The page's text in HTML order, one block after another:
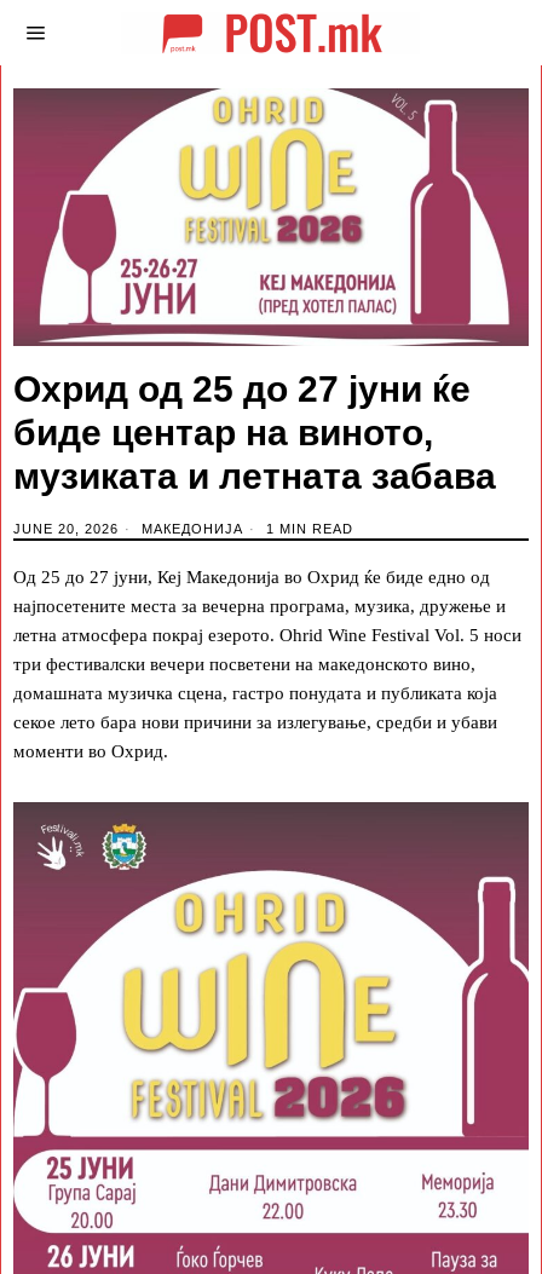
Охрид од 25 до 27 јуни ќе
биде центар на виното,
музиката и летната забава
JUNE 20, 2026 МАКЕДОНИЈА 1 MIN READ
Од 25 до 27 јуни, Кеј Македонија во Охрид ќе биде едно од
најпосетените места за вечерна програма, музика, дружење и
летна атмосфера покрај езерото. Ohrid Wine Festival Vol. 5 носи
три фестивалски вечери посветени на македонското вино,
домашната музичка сцена, гастро понудата и публиката која
секое лето бара нови причини за излегување, средби и убави
моменти во Охрид.